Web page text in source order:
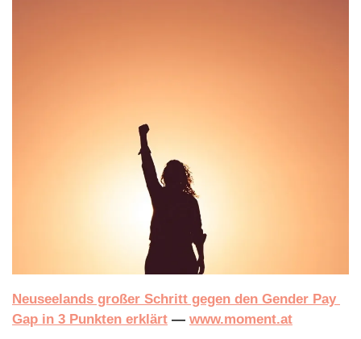
Neuseelands großer Schritt gegen den Gender Pay
Gap in 3 Punkten erklärt — www.moment.at